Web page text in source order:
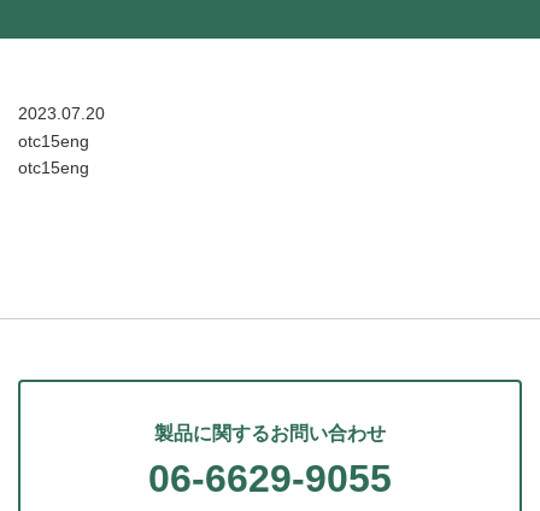
2023.07.20
otc15eng
otc15eng
製品に関するお問い合わせ
06-6629-9055